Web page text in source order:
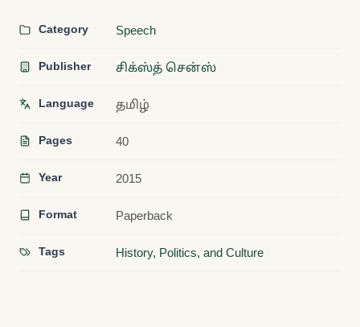
Category Speech
Publisher சிக்ஸ்த் சென்ஸ்
Language தமிழ்
Pages 40
Year 2015
Format Paperback
Tags History, Politics, and Culture